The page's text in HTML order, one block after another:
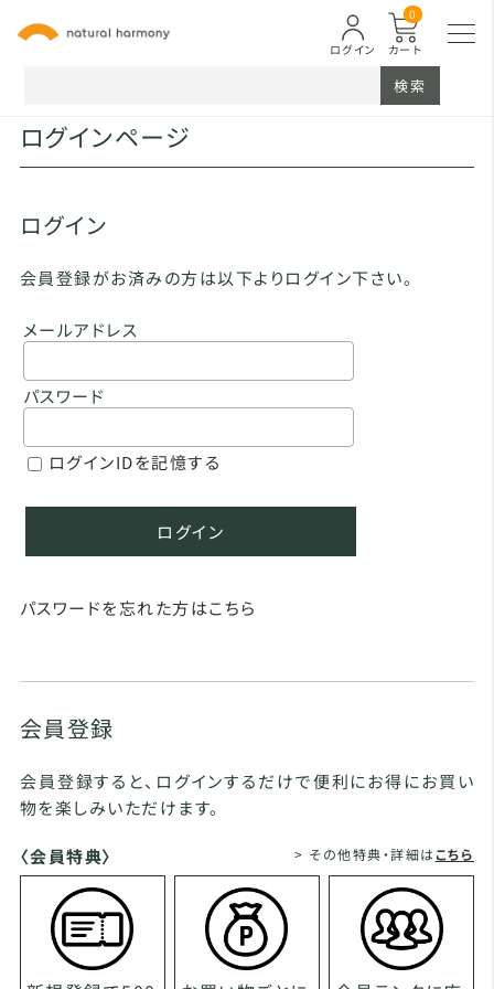
カート
0
ログイン
検索
ログインページ
ログイン
会員登録がお済みの方は以下よりログイン下さい。
メールアドレス
パスワード
ログインIDを記憶する
ログイン
パスワードを忘れた方はこちら
会員登録
会員登録すると、ログインするだけで便利にお得にお買い
物を楽しみいただけます。
〈会員特典〉 > その他特典・詳細はこちら